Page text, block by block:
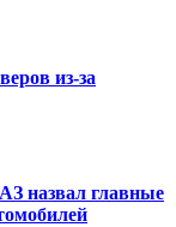
из-за
назвал главные